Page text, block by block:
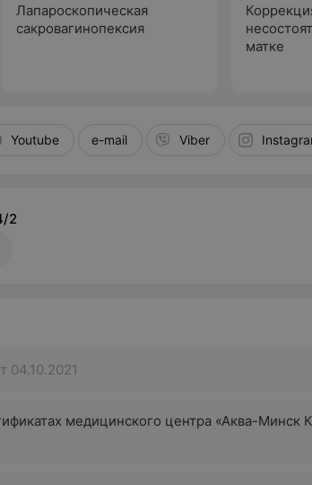
Лапароскопическая
сакровагинопексия
матке
Youtube e-mail Viber
2
04.10.2021
медицинского центра «Аква-Минск